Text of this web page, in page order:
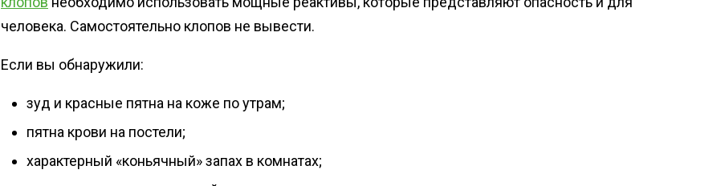
человека. Самостоятельно клопов не вывести.
Если вы обнаружили:
зуд и красные пятна на коже по утрам;
пятна крови на постели;
характерный «коньячный» запах в комнатах;